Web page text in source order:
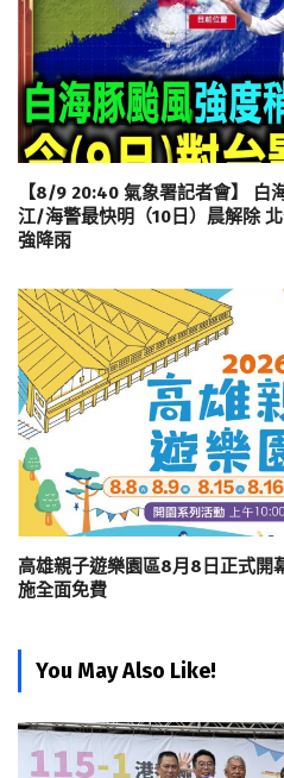
【8/9 20:40 氣象署記者會】 白
江/海警最快明（10日）晨解除
強降雨
高雄親子遊樂園區8月8日正式
施全面免費
You May Also Like!